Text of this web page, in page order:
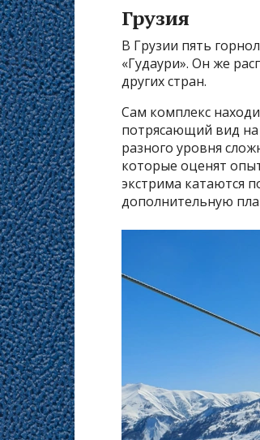
Грузия
В Грузии пять
«Гудаури». Он же
других стран.
Сам комплекс
потрясающий вид на
разного уровня
которые оценят
экстрима катаются
дополнительную